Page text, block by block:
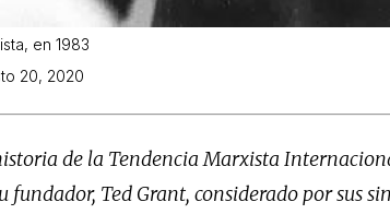
en 1983
20, 2020
de la Tendencia Marxista
fundador, Ted Grant, considerado por sus